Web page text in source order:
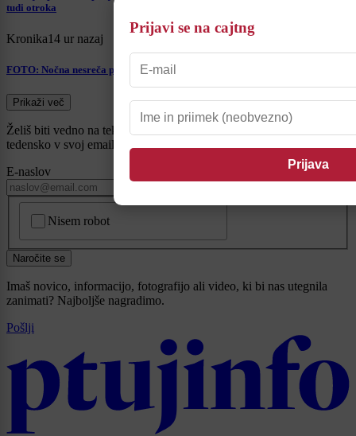
tudi otroka
Kronika14 ur nazaj
FOTO: Nočna nesreča pri Krku, gliser trčil v obalo, dve osebi poškodovani
Prikaži več
Želiš biti vedno na tekočem? Prijavi se na novice in dvakrat
tedensko v svoj email nabiralnik prejmi pregled svežih novic.
E-naslov
Nisem robot
Naročite se
Imaš novico, informacijo, fotografijo ali video, ki bi nas utegnila
zanimati? Najboljše nagradimo.
Pošlji
Prijavi se na cajtng